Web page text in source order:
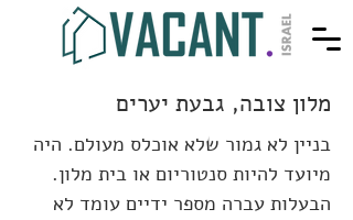
מלון צובה, גבעת יערים
בניין לא גמור שלא אוכלס מעולם. היה
מיועד להיות סנטוריום או בית מלון.
הבעלות עברה מספר ידיים עומד לא